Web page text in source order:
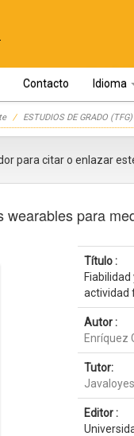
Contacto Idioma
ESTUDIOS DE GRADO (TFG)
para citar o enlazar
wearables para
Título :
actividad
Autor :
Enríquez
Tutor:
Editor :